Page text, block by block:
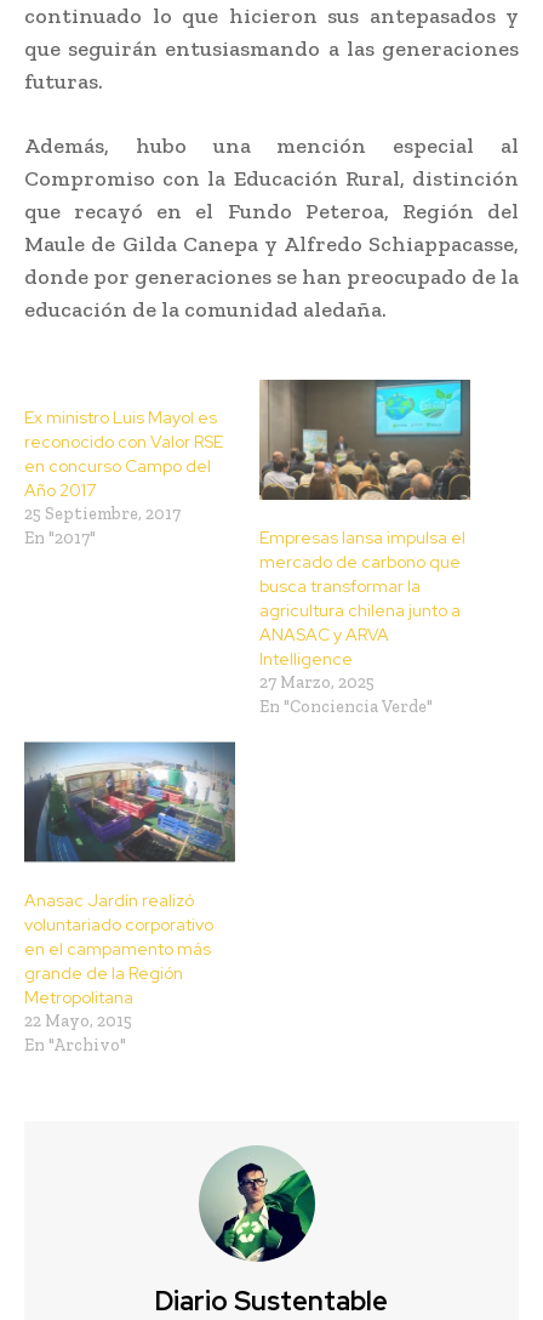
continuado lo que hicieron sus antepasados y
que seguirán entusiasmando a las generaciones
futuras.
Además, hubo una mención especial al
Compromiso con la Educación Rural, distinción
que recayó en el Fundo Peteroa, Región del
Maule de Gilda Canepa y Alfredo Schiappacasse,
donde por generaciones se han preocupado de la
educación de la comunidad aledaña.
Ex ministro Luis Mayol es
reconocido con Valor RSE
en concurso Campo del
Año 2017
25 Septiembre, 2017
En "2017"
Empresas Iansa impulsa el
mercado de carbono que
busca transformar la
agricultura chilena junto a
ANASAC y ARVA
Intelligence
27 Marzo, 2025
En "Conciencia Verde"
Anasac Jardín realizó
voluntariado corporativo
en el campamento más
grande de la Región
Metropolitana
22 Mayo, 2015
En "Archivo"
Diario Sustentable